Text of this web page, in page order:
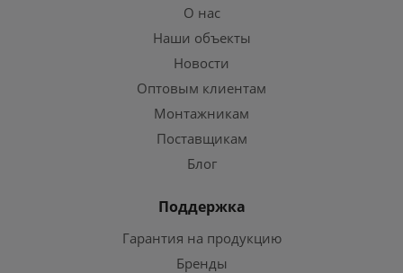
О нас
Наши объекты
Новости
Оптовым клиентам
Монтажникам
Поставщикам
Блог
Поддержка
Гарантия на продукцию
Бренды